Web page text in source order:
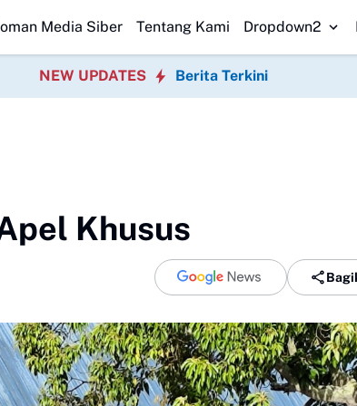
Dorong Sinergi Pemerintahan DesaDana Desa
Media Siber Tentang Kami Dropdown2
NEW UPDATES Berita Terkini
Khusus